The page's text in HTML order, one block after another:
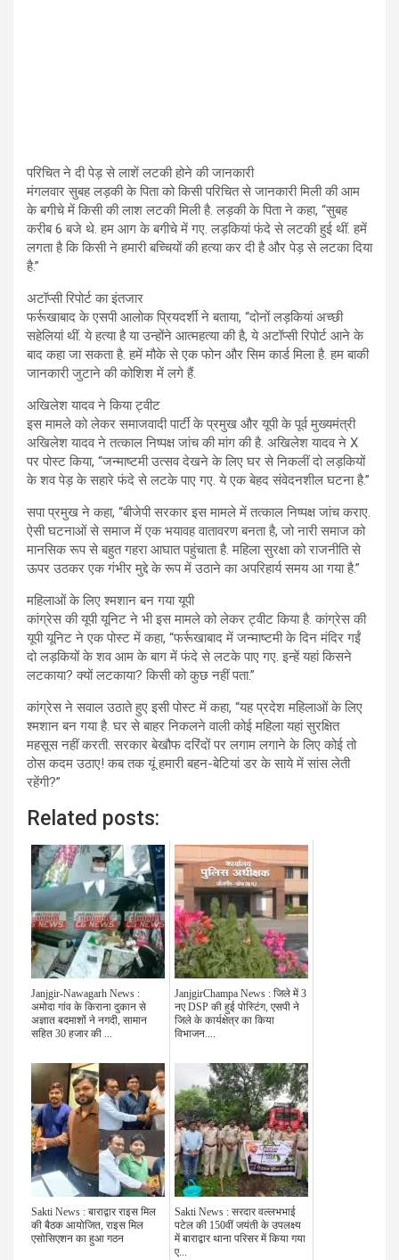
परिचित ने दी पेड़ से लाशें लटकी होने की जानकारी
मंगलवार सुबह लड़की के पिता को किसी परिचित से जानकारी मिली की आम
के बगीचे में किसी की लाश लटकी मिली है. लड़की के पिता ने कहा, “सुबह
करीब 6 बजे थे. हम आग के बगीचे में गए. लड़कियां फंदे से लटकी हुई थीं. हमें
लगता है कि किसी ने हमारी बच्चियों की हत्या कर दी है और पेड़ से लटका दिया
है.”
अटॉप्सी रिपोर्ट का इंतजार
फर्रूखाबाद के एसपी आलोक प्रियदर्शी ने बताया, “दोनों लड़कियां अच्छी
सहेलियां थीं. ये हत्या है या उन्होंने आत्महत्या की है, ये अटॉप्सी रिपोर्ट आने के
बाद कहा जा सकता है. हमें मौके से एक फोन और सिम कार्ड मिला है. हम बाकी
जानकारी जुटाने की कोशिश में लगे हैं.
अखिलेश यादव ने किया ट्वीट
इस मामले को लेकर समाजवादी पार्टी के प्रमुख और यूपी के पूर्व मुख्यमंत्री
अखिलेश यादव ने तत्काल निष्पक्ष जांच की मांग की है. अखिलेश यादव ने X
पर पोस्ट किया, “जन्माष्टमी उत्सव देखने के लिए घर से निकलीं दो लड़कियों
के शव पेड़ के सहारे फंदे से लटके पाए गए. ये एक बेहद संवेदनशील घटना है.”
सपा प्रमुख ने कहा, “बीजेपी सरकार इस मामले में तत्काल निष्पक्ष जांच कराए.
ऐसी घटनाओं से समाज में एक भयावह वातावरण बनता है, जो नारी समाज को
मानसिक रूप से बहुत गहरा आघात पहुंचाता है. महिला सुरक्षा को राजनीति से
ऊपर उठकर एक गंभीर मुद्दे के रूप में उठाने का अपरिहार्य समय आ गया है.”
महिलाओं के लिए श्मशान बन गया यूपी
कांग्रेस की यूपी यूनिट ने भी इस मामले को लेकर ट्वीट किया है. कांग्रेस की
यूपी यूनिट ने एक पोस्ट में कहा, “फर्रूखाबाद में जन्माष्टमी के दिन मंदिर गईं
दो लड़कियों के शव आम के बाग में फंदे से लटके पाए गए. इन्हें यहां किसने
लटकाया? क्यों लटकाया? किसी को कुछ नहीं पता.”
कांग्रेस ने सवाल उठाते हुए इसी पोस्ट में कहा, “यह प्रदेश महिलाओं के लिए
श्मशान बन गया है. घर से बाहर निकलने वाली कोई महिला यहां सुरक्षित
महसूस नहीं करती. सरकार बेखौफ दरिंदों पर लगाम लगाने के लिए कोई तो
ठोस कदम उठाए! कब तक यूं हमारी बहन-बेटियां डर के साये में सांस लेती
रहेंगी?”
Related posts:
Janjgir-Nawagarh News :
अमोदा गांव के किराना दुकान से
अज्ञात बदमाशों ने नगदी, सामान
सहित 30 हजार की ...
JanjgirChampa News : जिले में 3
नए DSP की हुई पोस्टिंग, एसपी ने
जिले के कार्यक्षेत्र का किया
विभाजन....
Sakti News : बाराद्वार राइस मिल
की बैठक आयोजित, राइस मिल
एसोसिएशन का हुआ गठन
Sakti News : सरदार वल्लभभाई
पटेल की 150वीं जयंती के उपलक्ष्य
में बाराद्वार थाना परिसर में किया गया
ए...